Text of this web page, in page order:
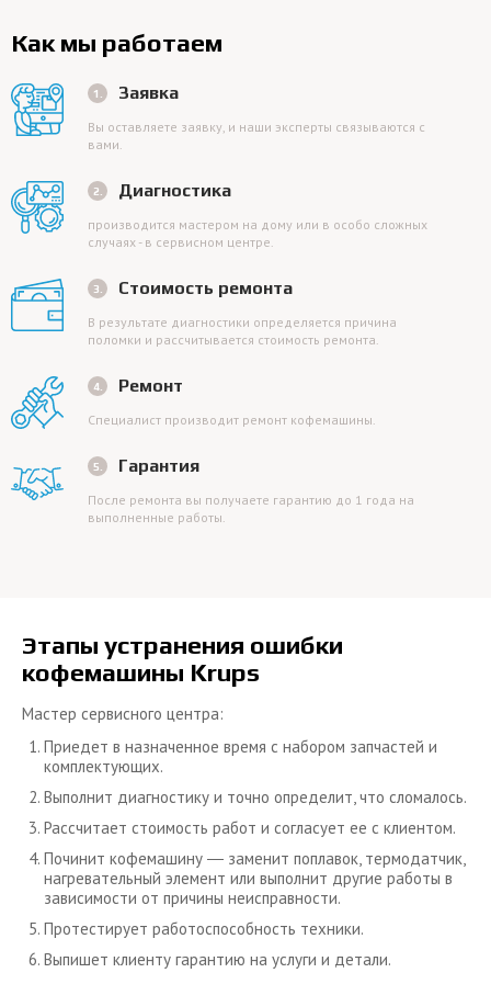
Как мы работаем
Заявка
Вы оставляете заявку, и наши эксперты связываются с
вами.
Диагностика
производится мастером на дому или в особо сложных
случаях - в сервисном центре.
Стоимость ремонта
В результате диагностики определяется причина
поломки и рассчитывается стоимость ремонта.
Ремонт
Специалист производит ремонт кофемашины.
Гарантия
После ремонта вы получаете гарантию до 1 года на
выполненные работы.
Этапы устранения ошибки
кофемашины Krups
Мастер сервисного центра:
Приедет в назначенное время с набором запчастей и
комплектующих.
Выполнит диагностику и точно определит, что сломалось.
Рассчитает стоимость работ и согласует ее с клиентом.
Починит кофемашину ― заменит поплавок, термодатчик,
нагревательный элемент или выполнит другие работы в
зависимости от причины неисправности.
Протестирует работоспособность техники.
Выпишет клиенту гарантию на услуги и детали.